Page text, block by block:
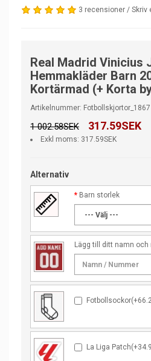
3 recensioner / Skriv
Real Madrid Vinicius
Hemmakläder Barn
Kortärmad (+ Korta
Artikelnummer: Fotbollskjortor_1867
1 002.58SEK 317.59SEK
Exkl moms: 317.59SEK
Alternativ
Barn storlek
Lägg till ditt namn och
La Liga